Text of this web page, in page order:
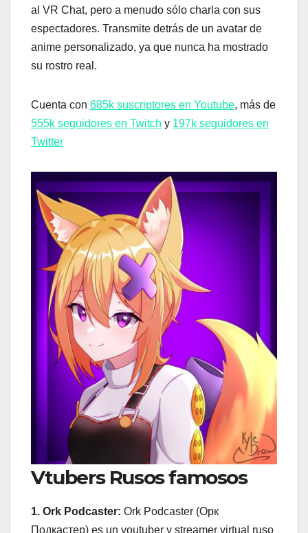
al VR Chat, pero a menudo sólo charla con sus
espectadores. Transmite detrás de un avatar de
anime personalizado, ya que nunca ha mostrado
su rostro real.
Cuenta con 685k suscriptores en Youtube, más de
555k seguidores en Twitch y 197k seguidores en
Twitter
Vtubers Rusos famosos
1. Ork Podcaster: Ork Podcaster (Орк
Подкастер) es un youtuber y streamer virtual ruso